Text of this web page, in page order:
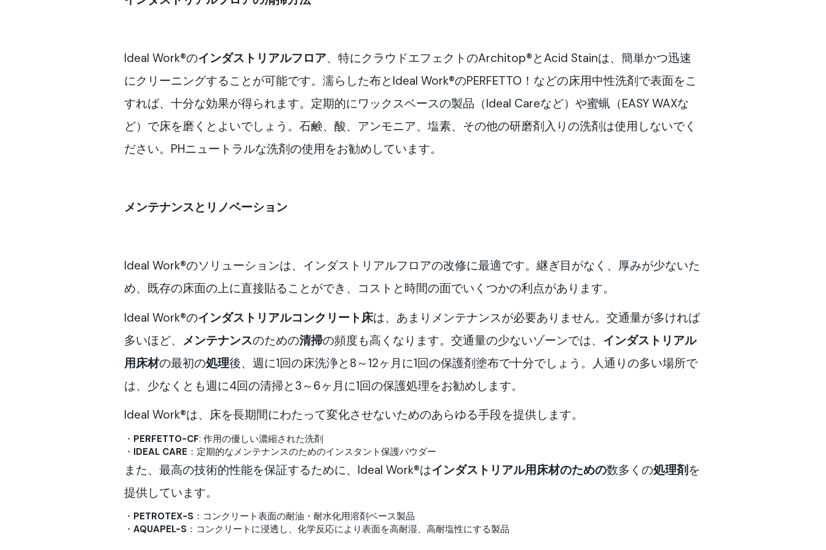
Ideal Work®のインダストリアルフロア、特にクラウドエフェクトのArchitop®とAcid Stainは、簡単かつ迅速
にクリーニングすることが可能です。濡らした布とIdeal Work®のPERFETTO！などの床用中性洗剤で表面をこ
すれば、十分な効果が得られます。定期的にワックスベースの製品（Ideal Careなど）や蜜蝋（EASY WAXな
ど）で床を磨くとよいでしょう。石鹸、酸、アンモニア、塩素、その他の研磨剤入りの洗剤は使用しないでく
ださい。PHニュートラルな洗剤の使用をお勧めしています。
メンテナンスとリノベーション
Ideal Work®のソリューションは、インダストリアルフロアの改修に最適です。継ぎ目がなく、厚みが少ないた
め、既存の床面の上に直接貼ることができ、コストと時間の面でいくつかの利点があります。
Ideal Work®のインダストリアルコンクリート床は、あまりメンテナンスが必要ありません。交通量が多ければ
多いほど、 メンテナンスのための清掃の頻度も高くなります。交通量の少ないゾーンでは、 インダストリアル
用床材の最初の処理後、週に1回の床洗浄と8～12ヶ月に1回の保護剤塗布で十分でしょう。人通りの多い場所で
は、少なくとも週に4回の清掃と3～6ヶ月に1回の保護処理をお勧めします。
Ideal Work®は、床を長期間にわたって変化させないためのあらゆる手段を提供します。
・ PERFETTO-CF: 作用の優しい濃縮された洗剤
・ IDEAL CARE ：定期的なメンテナンスのためのインスタント保護パウダー
また、最高の技術的性能を保証するために、Ideal Work®はインダストリアル用床材のための数多くの処理剤 を
提供しています。
・ PETROTEX-S ：コンクリート表面の耐油・耐水化用溶剤ベース製品
・ AQUAPEL-S ：コンクリートに浸透し、化学反応により表面を高耐湿、高耐塩性にする製品